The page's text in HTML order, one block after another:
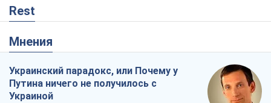
Rest
Мнения
Украинский парадокс, или Почему у
Путина ничего не получилось с
Украиной